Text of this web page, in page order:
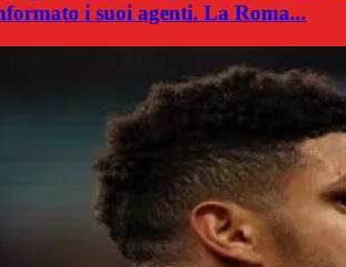
i suoi agenti. La Roma...